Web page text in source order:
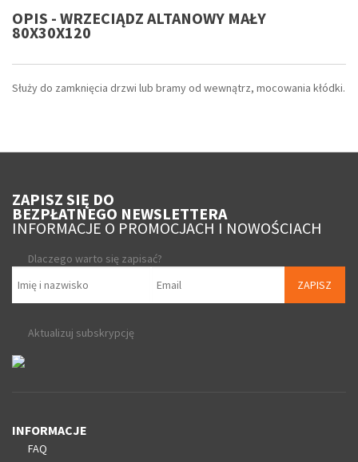
OPIS - WRZECIĄDZ ALTANOWY MAŁY
80X30X120
Służy do zamknięcia drzwi lub bramy od wewnątrz, mocowania kłódki.
ZAPISZ SIĘ DO
BEZPŁATNEGO NEWSLETTERA
INFORMACJE O PROMOCJACH I NOWOŚCIACH
Dlaczego warto się zapisać?
ZAPISZ
Aktualizuj subskrypcję
INFORMACJE
FAQ